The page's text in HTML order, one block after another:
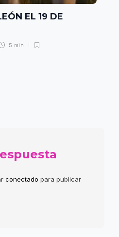
EL 19 DE
5 min
conectado para publicar